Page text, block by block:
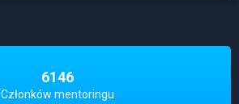
6146
Członków mentoringu